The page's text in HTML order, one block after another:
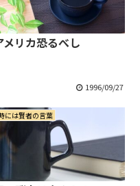
メリカ恐るべし
1996/09/27
には賢者の言葉